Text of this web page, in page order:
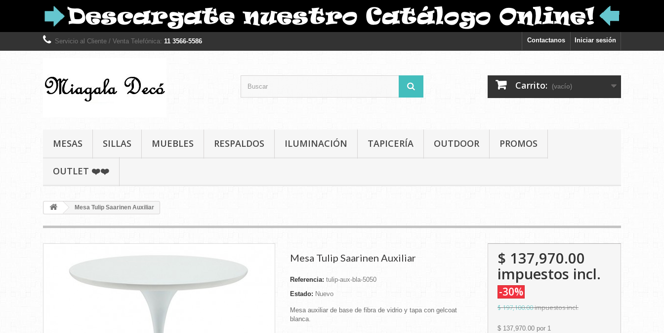
Iniciar sesión
Contactanos
Servicio al Cliente / Venta Telefónica: 11 3566-5586
Carrito: (vacío)
MESAS SILLAS MUEBLES RESPALDOS ILUMINACIÓN TAPICERÍA OUTDOOR PROMOS
OUTLET ❤️❤️
Mesa Tulip Saarinen Auxiliar
Mesa Tulip Saarinen Auxiliar
Referencia: tulip-aux-bla-5050
Estado: Nuevo
Mesa auxiliar de base de fibra de vidrio y tapa con gelcoat
blanca.
$ 137,970.00
impuestos incl.
-30%
$ 197,100.00impuestos incl.
$ 137,970.00por 1